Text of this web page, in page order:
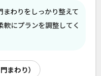
わりをしっかり整えて
にプランを調整してく
まわり）